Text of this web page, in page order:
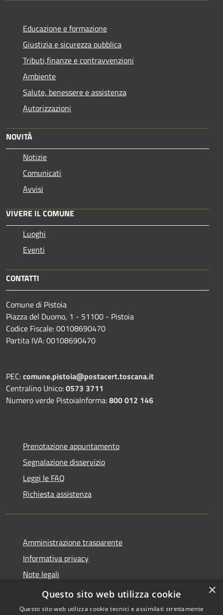
Educazione e formazione
Giustizia e sicurezza pubblica
Tributi,finanze e contravvenzioni
Ambiente
Salute, benessere e assistenza
Autorizzazioni
NOVITÀ
Notizie
Comunicati
Avvisi
VIVERE IL COMUNE
Luoghi
Eventi
CONTATTI
Comune di Pistoia
Piazza del Duomo, 1 - 51100 - Pistoia
Codice Fiscale: 00108690470
Partita IVA: 00108690470
PEC:comune.pistoia@postacert.toscana.it
Centralino Unico:0573 3711
Numero verde PistoiaInforma:800 012 146
Prenotazione appuntamento
Segnalazione disservizio
Leggi le FAQ
Richiesta assistenza
Amministrazione trasparente
Informativa privacy
Note legali
Dichiarazione di accessibilità
×
Questo sito web utilizza cookie
Questo sito web utilizza cookie tecnici e assimilati strettamente